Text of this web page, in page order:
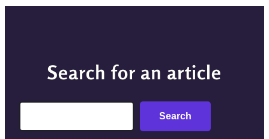
Search for an article
Search